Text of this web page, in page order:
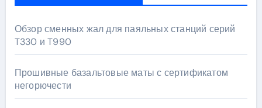
Обзор сменных жал для паяльных станций серий
T330 и T990
Прошивные базальтовые маты с сертификатом
негорючести